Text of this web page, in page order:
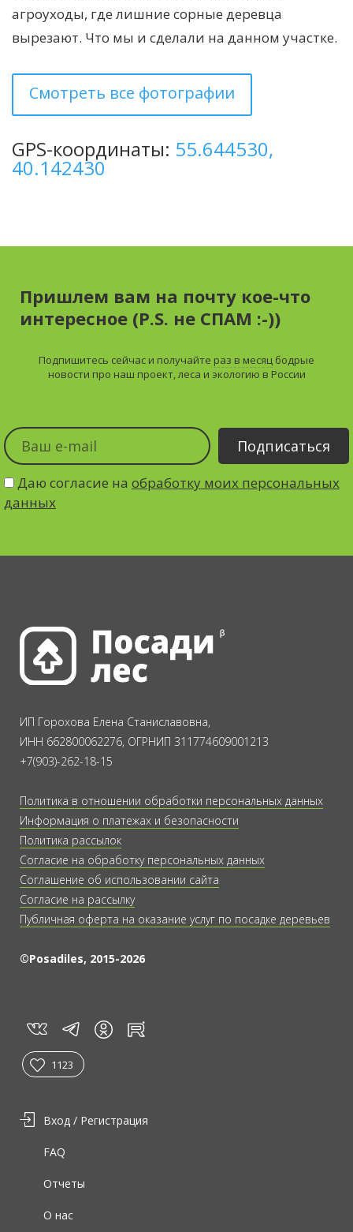
агроуходы, где лишние сорные деревца
вырезают. Что мы и сделали на данном участке.
Смотреть все фотографии
GPS-координаты: 55.644530,
40.142430
Пришлем вам на почту кое-что
интересное (P.S. не СПАМ :-))
Подпишитесь сейчас и получайте раз в месяц бодрые
новости про наш проект, леса и экологию в России
Даю согласие на обработку моих персональных
данных
ИП Горохова Елена Станиславовна,
ИНН 662800062276, ОГРНИП 311774609001213
+7(903)-262-18-15
Политика в отношении обработки персональных данных
Информация о платежах и безопасности
Политика рассылок
Согласие на обработку персональных данных
Соглашение об использовании сайта
Согласие на рассылку
Публичная оферта на оказание услуг по посадке деревьев
©Posadiles, 2015-2026
vk tg in rt
1123
Вход / Регистрация
О нас
Отчеты
FAQ